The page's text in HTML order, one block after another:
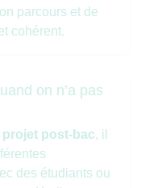
parcours et de
cohérent.
on n’a pas
projet post-bac, il
des étudiants ou